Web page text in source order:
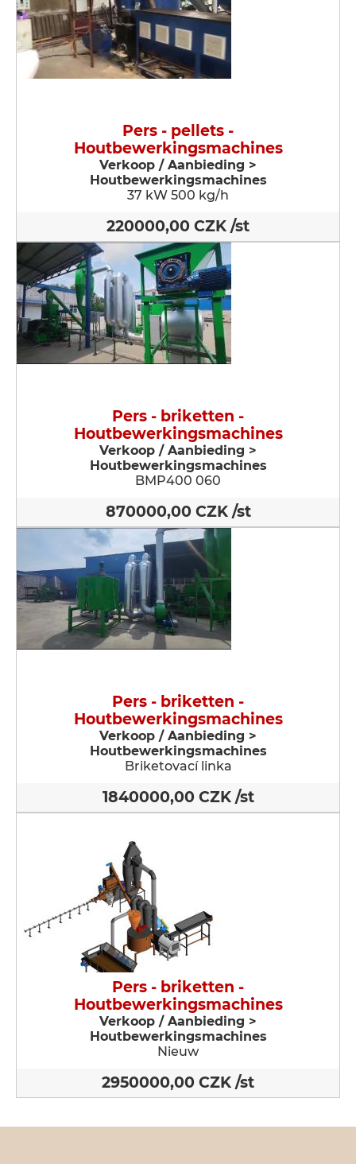
Pers - pellets -
Houtbewerkingsmachines
Verkoop / Aanbieding >
Houtbewerkingsmachines
37 kW 500 kg/h
220000,00 CZK /st
Pers - briketten -
Houtbewerkingsmachines
Verkoop / Aanbieding >
Houtbewerkingsmachines
BMP400 060
870000,00 CZK /st
Pers - briketten -
Houtbewerkingsmachines
Verkoop / Aanbieding >
Houtbewerkingsmachines
Briketovací linka
1840000,00 CZK /st
Pers - briketten -
Houtbewerkingsmachines
Verkoop / Aanbieding >
Houtbewerkingsmachines
Nieuw
2950000,00 CZK /st